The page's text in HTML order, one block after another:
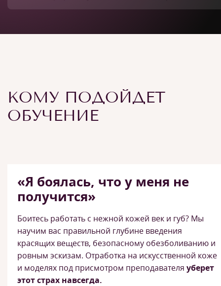
КОМУ ПОДОЙДЕТ
ОБУЧЕНИЕ
«Я боялась, что у меня не
получится»
Боитесь работать с нежной кожей век и губ? Мы
научим вас правильной глубине введения
красящих веществ, безопасному обезболиванию и
ровным эскизам. Отработка на искусственной коже
и моделях под присмотром преподавателя уберет
этот страх навсегда.